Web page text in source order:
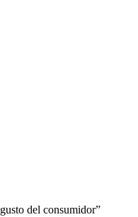
del consumidor”